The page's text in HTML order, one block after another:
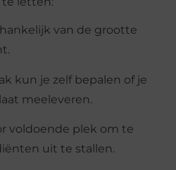
van de grootte
kun je zelf bepalen of je
meeleveren.
voldoende plek om te
uit te stallen.